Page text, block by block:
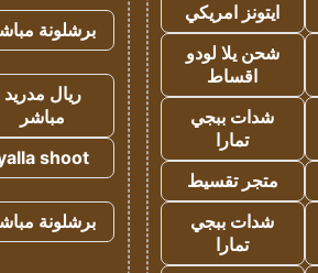
ايتونز امريكي
شحن يلا لودو
اقساط
شدات ببجي
تمارا
متجر تقسيط
شدات ببجي
تمارا
برشلونة
ريال مدريد
مباشر
shoot
برشلونة